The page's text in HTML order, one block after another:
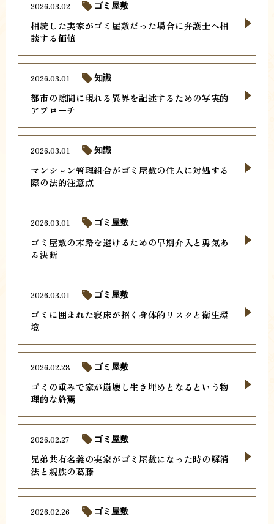
相続した実家がゴミ屋敷だった場合に弁護士へ相
談する価値
2026.03.02 ゴミ屋敷
都市の隙間に現れる異界を記述するための写実的
アプローチ
2026.03.01 知識
マンション管理組合がゴミ屋敷の住人に対処する
際の法的注意点
2026.03.01 知識
ゴミ屋敷の末路を避けるための早期介入と勇気あ
る決断
2026.03.01 ゴミ屋敷
ゴミに囲まれた寝床が招く身体的リスクと衛生環
境
2026.03.01 ゴミ屋敷
ゴミの重みで家が崩壊し生き埋めとなるという物
理的な終焉
2026.02.28 ゴミ屋敷
兄弟共有名義の実家がゴミ屋敷になった時の解消
法と親族の葛藤
2026.02.27 ゴミ屋敷
2026.02.26 ゴミ屋敷